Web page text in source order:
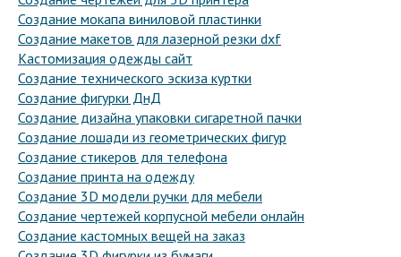
Создание мокапа виниловой пластинки
Создание макетов для лазерной резки dxf
Кастомизация одежды сайт
Создание технического эскиза куртки
Создание фигурки ДнД
Создание дизайна упаковки сигаретной пачки
Создание лошади из геометрических фигур
Создание стикеров для телефона
Создание принта на одежду
Создание 3D модели ручки для мебели
Создание чертежей корпусной мебели онлайн
Создание кастомных вещей на заказ